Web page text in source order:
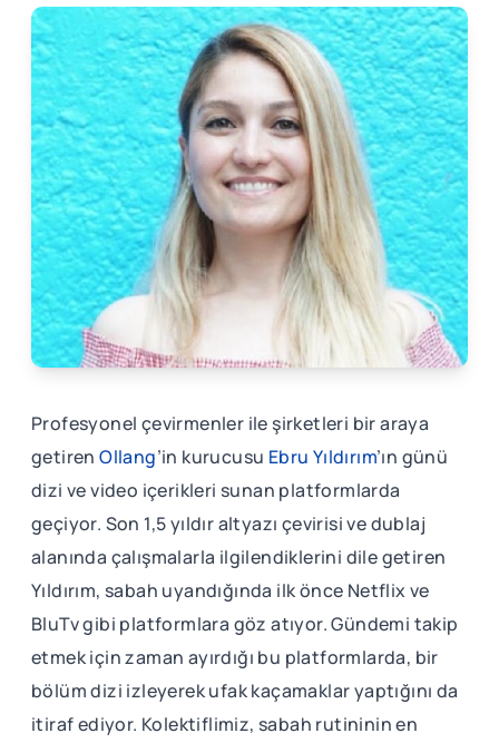
Profesyonel çevirmenler ile şirketleri bir araya
getirenOllang’in kurucusu Ebru Yıldırım’ın günü
dizi ve video içerikleri sunan platformlarda
geçiyor. Son 1,5 yıldır altyazı çevirisi ve dublaj
alanında çalışmalarla ilgilendiklerini dile getiren
Yıldırım, sabah uyandığında ilk önce Netflix ve
BluTv gibi platformlara göz atıyor. Gündemi takip
etmek için zaman ayırdığı bu platformlarda, bir
bölüm dizi izleyerek ufak kaçamaklar yaptığını da
itiraf ediyor. Kolektiflimiz, sabah rutininin en